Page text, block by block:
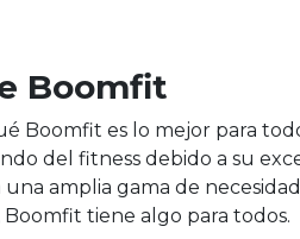
Boomfit
Boomfit es lo mejor para
del fitness debido a su
amplia gama de
Boomfit tiene algo para todos.